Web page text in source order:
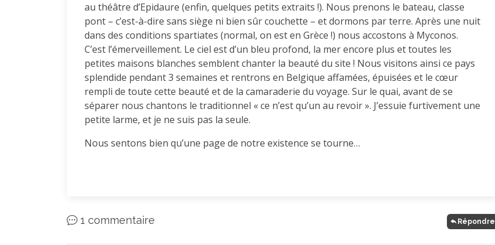
au théâtre d’Epidaure (enfin, quelques petits extraits !). Nous prenons le bateau, classe
pont – c’est-à-dire sans siège ni bien sûr couchette – et dormons par terre. Après une nuit
dans des conditions spartiates (normal, on est en Grèce !) nous accostons à Myconos.
C’est l’émerveillement. Le ciel est d’un bleu profond, la mer encore plus et toutes les
petites maisons blanches semblent chanter la beauté du site ! Nous visitons ainsi ce pays
splendide pendant 3 semaines et rentrons en Belgique affamées, épuisées et le cœur
rempli de toute cette beauté et de la camaraderie du voyage. Sur le quai, avant de se
séparer nous chantons le traditionnel « ce n’est qu’un au revoir ». J’essuie furtivement une
petite larme, et je ne suis pas la seule.
Nous sentons bien qu’une page de notre existence se tourne…
1 commentaire Répondre